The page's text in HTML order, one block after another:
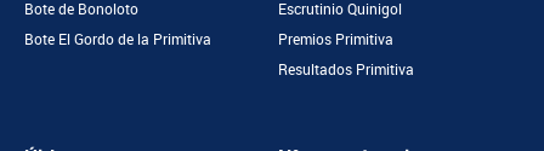
Bote de Bonoloto
Bote El Gordo de la Primitiva
Escrutinio Quinigol
Premios Primitiva
Resultados Primitiva